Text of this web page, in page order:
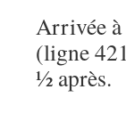
Arrivée
(ligne
½ après.